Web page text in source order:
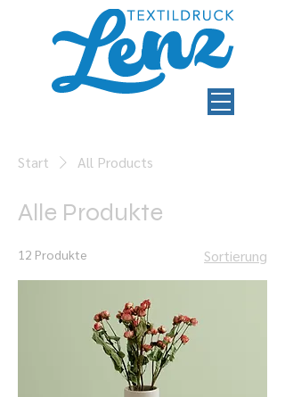
Start All Products
Alle Produkte
12 Produkte Sortierung